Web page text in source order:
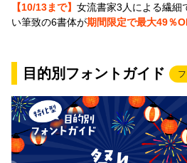
【10/13まで】 女流書家3人による繊細
い筆致の6書体が期間限定で最大49％
目的別フォントガイド